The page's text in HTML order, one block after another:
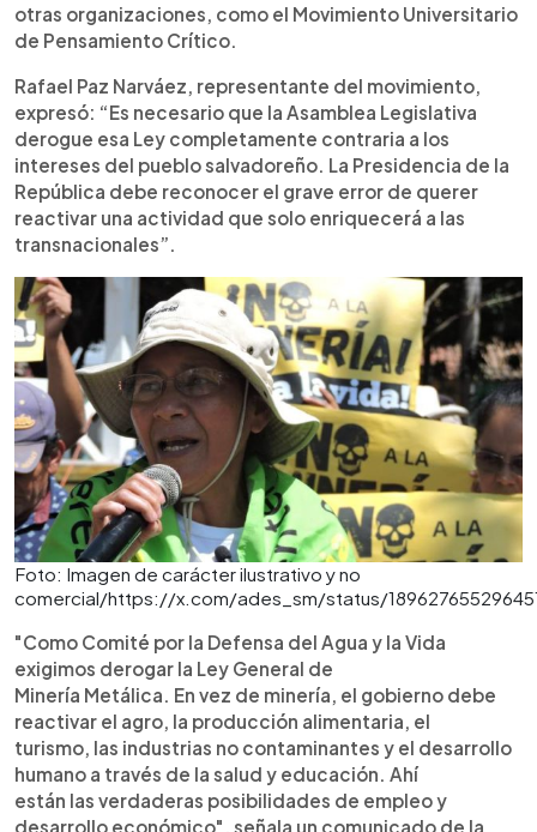
otras organizaciones, como el Movimiento Universitario
de Pensamiento Crítico.
Rafael Paz Narváez, representante del movimiento,
expresó: “Es necesario que la Asamblea Legislativa
derogue esa Ley completamente contraria a los
intereses del pueblo salvadoreño. La Presidencia de la
República debe reconocer el grave error de querer
reactivar una actividad que solo enriquecerá a las
transnacionales”.
Foto: Imagen de carácter ilustrativo y no
comercial/https://x.com/ades_sm/status/
"Como Comité por la Defensa del Agua y la Vida
exigimos derogar la Ley General de
Minería Metálica. En vez de minería, el gobierno debe
reactivar el agro, la producción alimentaria, el
turismo, las industrias no contaminantes y el desarrollo
humano a través de la salud y educación. Ahí
están las verdaderas posibilidades de empleo y
desarrollo económico", señala un comunicado de la